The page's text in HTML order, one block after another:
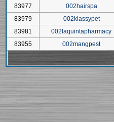
83977
002hairspa
83979
002klassypet
83981
002laquintapharmacy
83955
002mangpest